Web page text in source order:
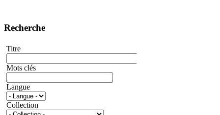
Recherche
Titre
Mots clés
Langue
Collection